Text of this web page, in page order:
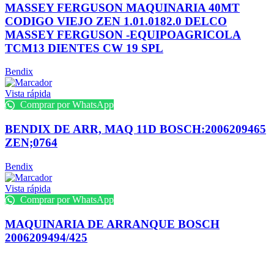
MASSEY FERGUSON MAQUINARIA 40MT
CODIGO VIEJO ZEN 1.01.0182.0 DELCO
MASSEY FERGUSON -EQUIPOAGRICOLA
TCM13 DIENTES CW 19 SPL
Bendix
Vista rápida
Comprar por WhatsApp
BENDIX DE ARR, MAQ 11D BOSCH:2006209465
ZEN;0764
Bendix
Vista rápida
Comprar por WhatsApp
MAQUINARIA DE ARRANQUE BOSCH
2006209494/425